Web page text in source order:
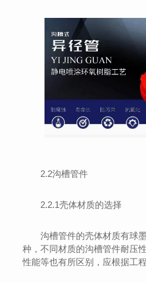
2.2沟槽管件
2.2.1壳体材质的选择
沟槽管件的壳体材质有球
种，不同材质的沟槽管件耐压
性能等也有所区别，应根据工